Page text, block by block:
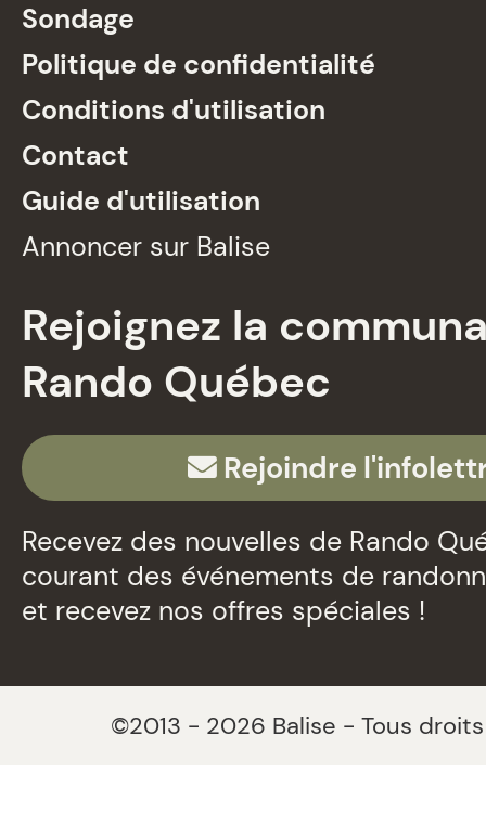
Sondage
Politique de confidentialité
Conditions d'utilisation
Contact
Guide d'utilisation
Annoncer sur Balise
Rejoignez la
Rando Québec
Rejoindre
Recevez des nouvelles de Rando
courant des événements de
et recevez nos offres spéciales !
©2013 - 2026 Balise - Tous